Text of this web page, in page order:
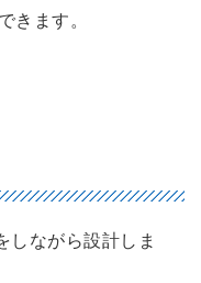
きます。
しながら設計しま